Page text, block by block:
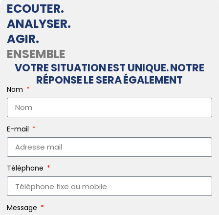
ECOUTER.
ANALYSER.
AGIR.
ENSEMBLE
VOTRE SITUATION EST UNIQUE. NOTRE
RÉPONSE LE SERA ÉGALEMENT
Nom
E-mail
Téléphone
Message